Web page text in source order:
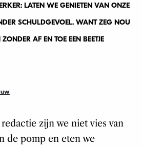
LATEN WE GENIETEN VAN ONZE
SCHULDGEVOEL. WANT ZEG NOU
AF EN TOE EEN BEETJE
zijn we niet vies van
de pomp en eten we